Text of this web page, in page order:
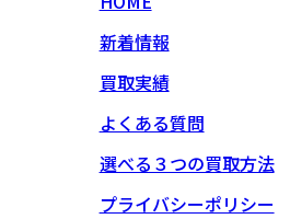
新着情報
買取実績
よくある質問
選べる３つの買取方法
プライバシーポリシー